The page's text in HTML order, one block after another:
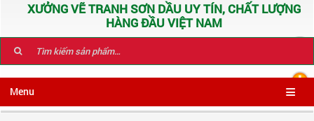
XƯỞNG VẼ TRANH SƠN DẦU UY TÍN, CHẤT LƯỢNG
HÀNG ĐẦU VIỆT NAM
Menu